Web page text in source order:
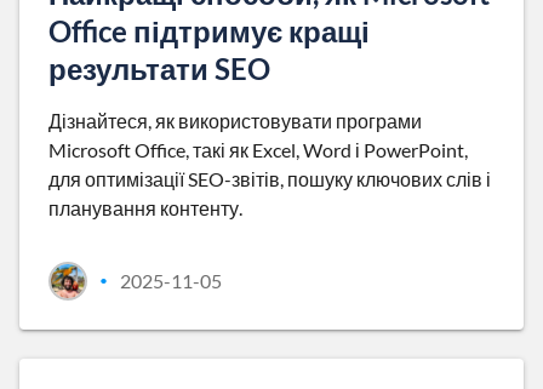
Office підтримує кращі
результати SEO
Дізнайтеся, як використовувати програми
Microsoft Office, такі як Excel, Word і PowerPoint,
для оптимізації SEO-звітів, пошуку ключових слів і
планування контенту.
• 2025-11-05